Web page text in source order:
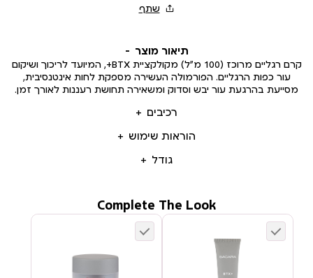
תיאור מוצר
רכיבים
הוראות שימוש
גודל
קרם רגליים מרוכז (100 מ”ל) מקולקציית BTX+, המיועד לריכוך ושיקום
עור כפות הרגליים. הפורמולה העשירה מספקת לחות אינטנסיבית,
מסייעת בהרגעת עור יבש וסדוק ומשאירה תחושת רעננות לאורך זמן.
Complete The Look